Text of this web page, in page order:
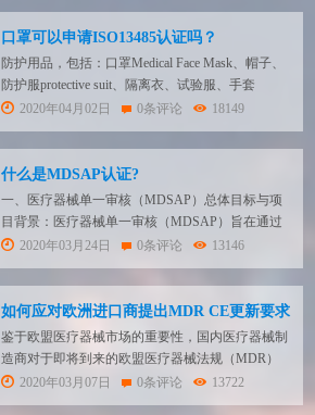
是制造商不知道法规要求->是不是产品本身质量也
不符合欧洲要求->做产品测试。另外，也发生过由
于标签不符合法规要求而导致货物卡...
口罩可以申请ISO13485认证吗？
防护用品，包括：口罩Medical Face Mask、帽子、
防护服protective suit、隔离衣、试验服、手套
Gloves、防护目镜、隔离面罩等等出口需要办理哪
些认证呢？出口到欧盟地区需要强制性办理CE认
证，出口到美国清关需要FDA注册，此外无论是出
口还是国内销售，都需要做ISO13485医疗器械质量
管理体系...
2020年04月02日 0条评论 18149
什么是MDSAP认证?
一、医疗器械单一审核（MDSAP）总体目标与项
目背景：医疗器械单一审核（MDSAP）旨在通过
单一质量管理体系（QMS）审核使制造商满足参
与国的QMS要求。该程序由国际医疗器械监管者
论坛（IMDRF）以及以下目前参与IMDRF的监管
机构共同创建：美国食品和药物管理局（FDA）、
加拿大卫生部、澳大利亚药物管理局（TGA）、...
2020年03月24日 0条评论 13146
如何应对欧洲进口商提出MDR CE更新要求
鉴于欧盟医疗器械市场的重要性，国内医疗器械制
造商对于即将到来的欧盟医疗器械法规（MDR）
都非常关注，都在积极准备以满足新法规的要求。
那么欧洲进口商是如何看待即将到来的MDR法规
2020年03月07日 0条评论 13722